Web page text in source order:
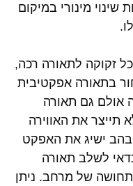
מינורי במיקום
זקוקה לתאורה רכה,
בתאורה אפקטיבית
אולם גם תאורה
תייצר את האווירה
ישיג את האפקט
לשלב תאורה
של מרחב. ניתן